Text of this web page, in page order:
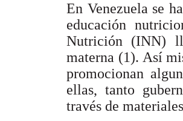
En Venezuela se
educación
Nutrición (INN)
materna (1). Así
promocionan
ellas, tanto
través de